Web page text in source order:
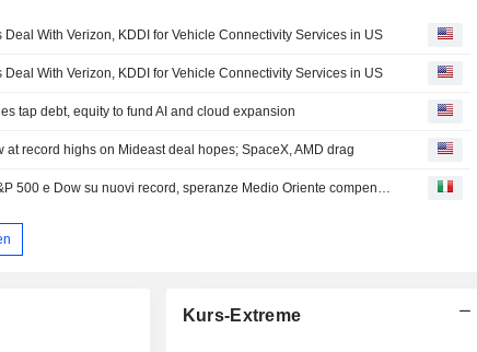
Deal With Verizon, KDDI for Vehicle Connectivity Services in US
Deal With Verizon, KDDI for Vehicle Connectivity Services in US
tap debt, equity to fund AI and cloud expansion
at record highs on Mideast deal hopes; SpaceX, AMD drag
Borsa Usa, S&P 500 e Dow su nuovi record, speranze Medio Oriente compensano calo SpaceX e Amd
Kurs-Extreme